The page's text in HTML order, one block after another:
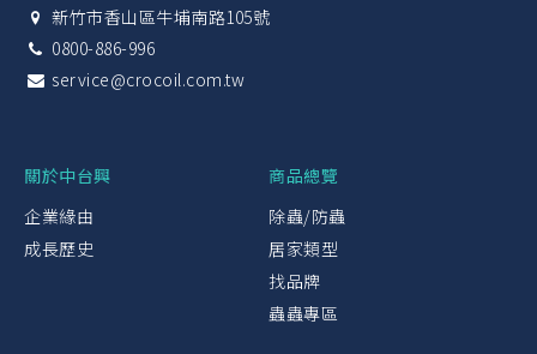
新竹市香山區牛埔南路105號
0800-886-996
service@crocoil.com.tw
關於中台興
企業緣由
成長歷史
商品總覽
除蟲/防蟲
居家類型
找品牌
蟲蟲專區